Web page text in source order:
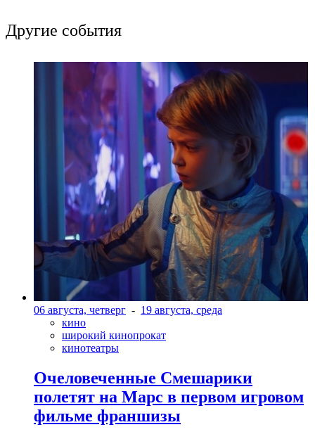
Другие события
06 августа, четверг - 19 августа, среда
кино
широкий кинопрокат
кинотеатры
Очеловеченные Смешарики
полетят на Марс в первом игровом
фильме франшизы